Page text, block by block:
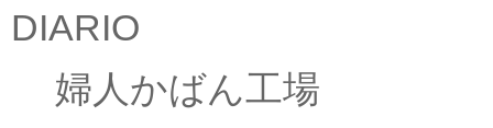
DIARIO
婦人かばん工場